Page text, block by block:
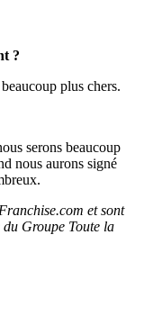
?
plus chers.
serons beaucoup
nous aurons signé
et sont
du Groupe Toute la